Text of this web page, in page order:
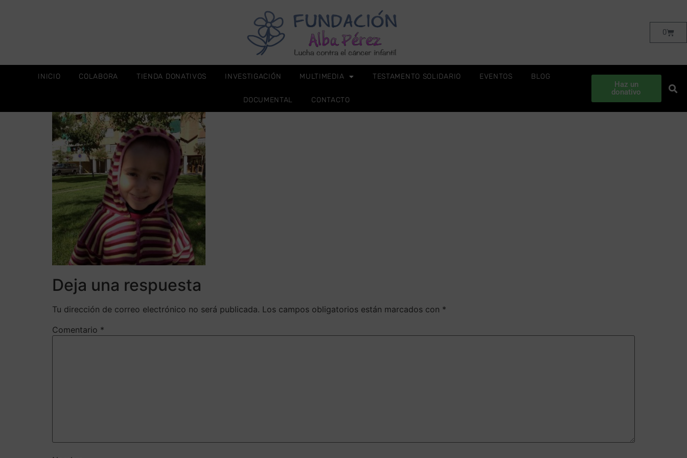
0
INICIO COLABORA TIENDA DONATIVOS INVESTIGACIÓN MULTIMEDIA TESTAMENTO SOLIDARIO EVENTOS BLOG
DOCUMENTAL CONTACTO
Haz un
donativo
Deja una respuesta
Tu dirección de correo electrónico no será publicada. Los campos obligatorios están marcados con *
Comentario *